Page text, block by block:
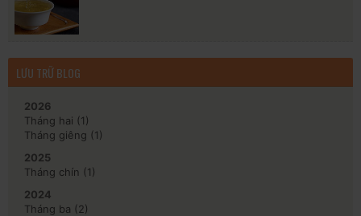
LƯU TRỮ BLOG
2026
Tháng hai (1)
Tháng giêng (1)
2025
Tháng chín (1)
2024
Tháng ba (2)